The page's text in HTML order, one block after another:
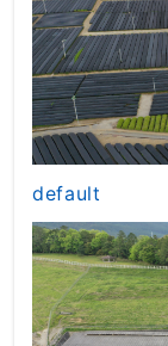
default